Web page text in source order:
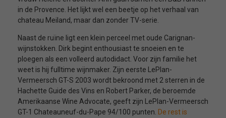
in de Provence. Het lijkt wel een beetje op het verhaal van
chateau Meiland, maar dan zonder TV-serie.
Naast de ruïne ligt een klein perceel met oude Carignan-
wijnstokken. Dirk begint enthousiast te snoeien en te
ploegen als een volleerd autodidact. Voor zijn familie het
weet is hij fulltime wijnmaker. Zijn eerste LePlan-
Vermeersch GT-S 2003 wordt bekroond met 2 sterren in de
Hachette Guide des Vins en Robert Parker, de beroemde
Amerikaanse Wine Advocate, geeft zijn LePlan-Vermeersch
GT-1 Chateauneuf-du-Pape 94/100 punten. De rest is